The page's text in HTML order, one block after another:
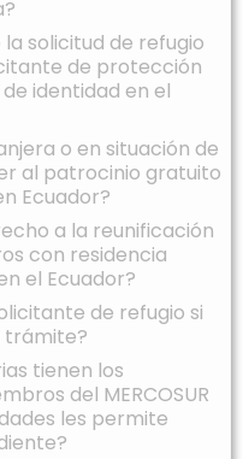
solicitud de refugio
de protección
identidad en el
o en situación de
al patrocinio gratuito
Ecuador?
a la reunificación
con residencia
el Ecuador?
de refugio si
trámite?
tienen los
del MERCOSUR
les permite